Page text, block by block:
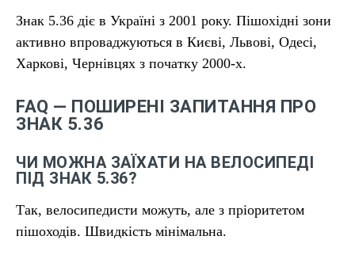
Знак 5.36 діє в Україні з 2001 року. Пішохідні зони
активно впроваджуються в Києві, Львові, Одесі,
Харкові, Чернівцях з початку 2000-х.
FAQ — ПОШИРЕНІ ЗАПИТАННЯ ПРО
ЗНАК 5.36
ЧИ МОЖНА ЗАЇХАТИ НА ВЕЛОСИПЕДІ
ПІД ЗНАК 5.36?
Так, велосипедисти можуть, але з пріоритетом
пішоходів. Швидкість мінімальна.